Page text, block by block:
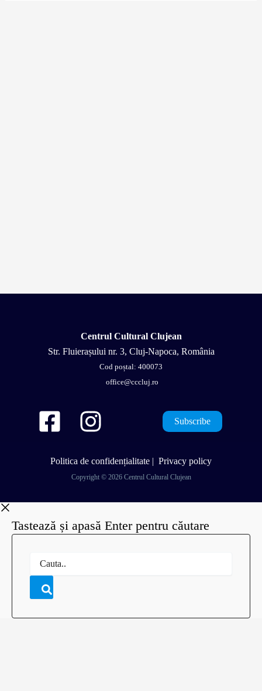
Centrul Cultural Clujean
Str. Fluierașului nr. 3, Cluj-Napoca, România
Cod poștal: 400073
office@cccluj.ro
Subscribe
Politica de confidențialitate | Privacy policy
Copyright © 2026 Centrul Cultural Clujean
Tastează și apasă Enter pentru căutare